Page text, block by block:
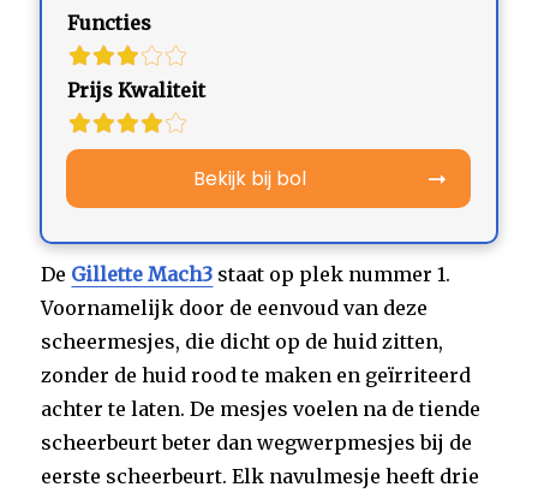
Functies
Prijs Kwaliteit
Bekijk bij bol
De Gillette Mach3 staat op plek nummer 1.
Voornamelijk door de eenvoud van deze
scheermesjes, die dicht op de huid zitten,
zonder de huid rood te maken en geïrriteerd
achter te laten. De mesjes voelen na de tiende
scheerbeurt beter dan wegwerpmesjes bij de
eerste scheerbeurt. Elk navulmesje heeft drie